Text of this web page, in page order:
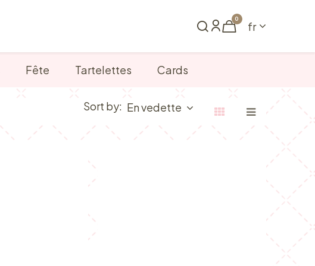
0
fr
Fête Tartelettes Cards
Sort by: En vedette